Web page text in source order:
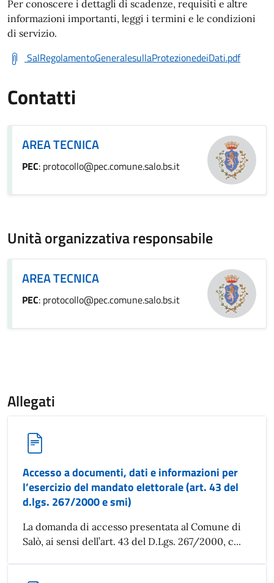
Per conoscere i dettagli di scadenze, requisiti e altre
informazioni importanti, leggi i termini e le condizioni
di servizio.
SalRegolamentoGeneralesullaProtezionedeiDati.pdf
Contatti
AREA TECNICA
PEC: protocollo@pec.comune.salo.bs.it
Unità organizzativa responsabile
AREA TECNICA
PEC: protocollo@pec.comune.salo.bs.it
Allegati
Accesso a documenti, dati e informazioni per
l’esercizio del mandato elettorale (art. 43 del
d.lgs. 267/2000 e smi)
La domanda di accesso presentata al Comune di
Salò, ai sensi dell’art. 43 del D.Lgs. 267/2000, c...